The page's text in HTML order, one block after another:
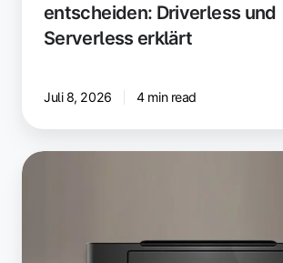
entscheiden: Driverless und
Serverless erklärt
Juli 8, 2026 4 min read
Drucken